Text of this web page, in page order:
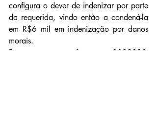
configura o dever de indenizar por parte
da requerida, vindo então a condená-la
em R$6 mil em indenização por danos
morais.
Processo nº 0029819-